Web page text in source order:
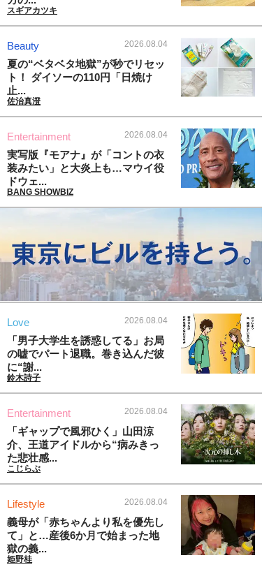
スギアカツキ
Beauty 2026.08.04
夏の“ベタベタ地獄”が秒でリセッ
ト！ ダイソーの110円「日焼け
止...
佐治真澄
Entertainment 2026.08.04
実写版『モアナ』が「コントの衣
装みたい」と大炎上も…マウイ役
ドウェ...
BANG SHOWBIZ
Love 2026.08.04
「男子大学生を誘惑してる」お局
の嘘でパート退職。巻き込んだ彼
に“謝...
鈴木詩子
Entertainment 2026.08.04
「ギャップで風邪ひく」山田涼
介、王道アイドルから“病みきっ
た悲壮感...
こじらぶ
Lifestyle 2026.08.04
義母が「赤ちゃんより私を優先し
て」と…産後6か月で始まった地
獄の義...
姫野桂